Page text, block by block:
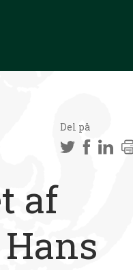
Del på
af